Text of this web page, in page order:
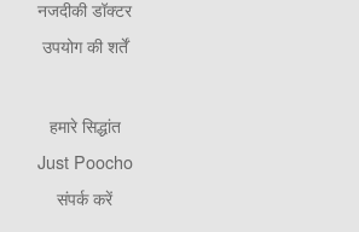
नजदीकी डॉक्टर
उपयोग की शर्तें
हमारे सिद्धांत
Just Poocho
संपर्क करें